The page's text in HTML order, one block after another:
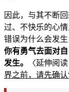
因此，与其不断
过、不快乐的心
错误为什么会发
你有勇气去面对
发生。
〈延伸阅读
界之前，请先确